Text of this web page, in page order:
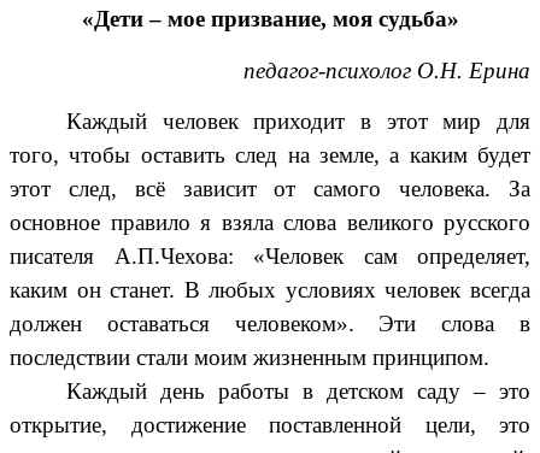
«Дети – мое призвание, моя судьба»
педагог-психолог О.Н. Ерина
Каждый человек приходит в этот мир для
того, чтобы оставить след на земле, а каким будет
этот след, всё зависит от самого человека. За
основное правило я взяла слова великого русского
писателя А.П.Чехова: «Человек сам определяет,
каким он станет. В любых условиях человек всегда
должен оставаться человеком». Эти слова в
последствии стали моим жизненным принципом.
Каждый день работы в детском саду – это
открытие, достижение поставленной цели, это